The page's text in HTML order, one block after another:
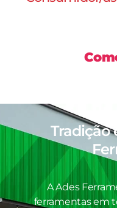
Tradição
A Ades
ferramentas em